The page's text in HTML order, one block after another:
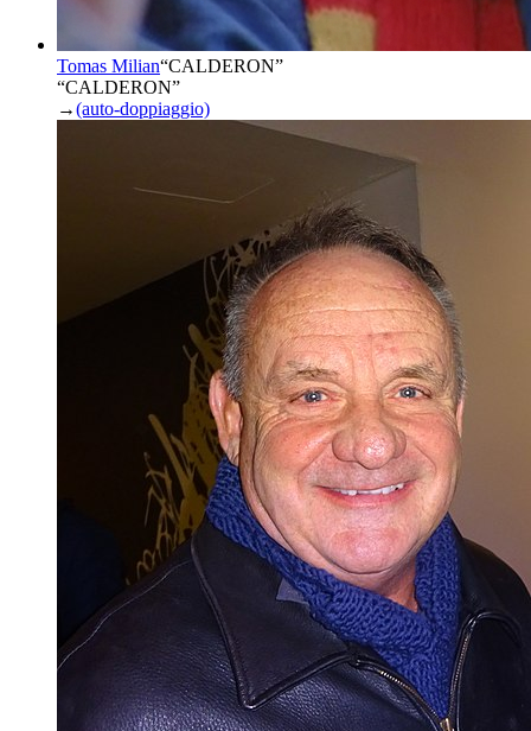
Tomas Milian“CALDERON”
“CALDERON”
→(auto-doppiaggio)